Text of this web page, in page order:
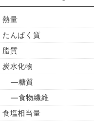
熱量
たんぱく質
脂質
炭水化物
糖質
食物繊維
食塩相当量